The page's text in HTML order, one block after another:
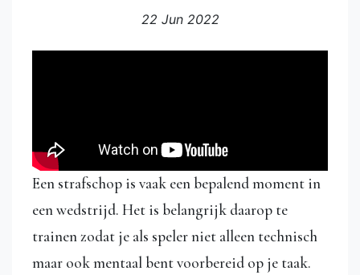
22 Jun 2022
Een strafschop is vaak een bepalend moment in
een wedstrijd. Het is belangrijk daarop te
trainen zodat je als speler niet alleen technisch
maar ook mentaal bent voorbereid op je taak.